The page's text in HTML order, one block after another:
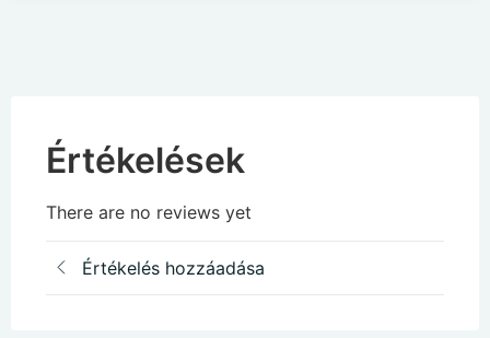
Értékelések
There are no reviews yet
Értékelés hozzáadása